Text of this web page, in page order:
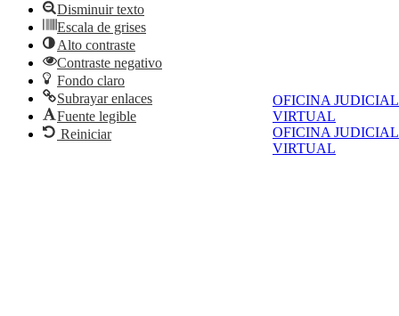
OFICINA JUDICIAL
VIRTUAL
OFICINA JUDICIAL
VIRTUAL
Disminuir texto
Escala de grises
Alto contraste
Contraste negativo
Fondo claro
Subrayar enlaces
Fuente legible
Reiniciar